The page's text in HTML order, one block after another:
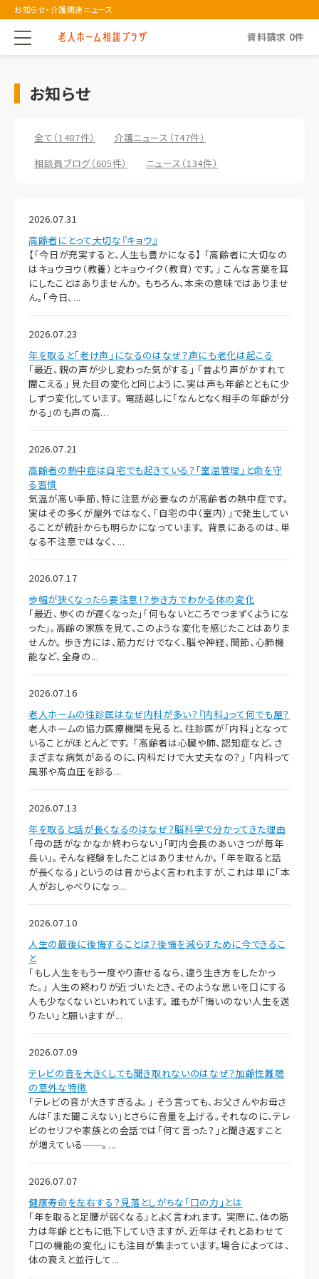
お知らせ・介護関連ニュース
資料請求 0件
お知らせ
全て（1487件）
介護ニュース（747件）
相談員ブログ（605件）
ニュース（134件）
2026.07.31
高齢者にとって大切な『キョウ』
【「今日が充実すると、人生も豊かになる】 「高齢者に大切なの
はキョウヨウ（教養）とキョウイク（教育）です。」 こんな言葉を耳
にしたことはありませんか。 もちろん、本来の意味ではありませ
ん。「今日、...
2026.07.23
年を取ると「老け声」になるのはなぜ？声にも老化は起こる
「最近、親の声が少し変わった気がする」 「昔より声がかすれて
聞こえる」 見た目の変化と同じように、実は声も年齢とともに少
しずつ変化しています。 電話越しに「なんとなく相手の年齢が分
かる」のも声の高...
2026.07.21
高齢者の熱中症は自宅でも起きている？「室温管理」と命を守
る習慣
気温が高い季節、特に注意が必要なのが高齢者の熱中症です。
実はその多くが屋外ではなく、「自宅の中（室内）」で発生してい
ることが統計からも明らかになっています。 背景にあるのは、単
なる不注意ではなく、...
2026.07.17
歩幅が狭くなったら要注意！？歩き方でわかる体の変化
「最近、歩くのが遅くなった」「何もないところでつまずくようにな
った」。高齢の家族を見て、このような変化を感じたことはありま
せんか。 歩き方には、筋力だけでなく、脳や神経、関節、心肺機
能など、全身の...
2026.07.16
老人ホームの往診医はなぜ内科が多い？『内科』って何でも屋？
老人ホームの協力医療機関を見ると、往診医が「内科」となって
いることがほとんどです。 「高齢者は心臓や肺、認知症など、さ
まざまな病気があるのに、内科だけで大丈夫なの？」 「内科って
風邪や高血圧を診る...
2026.07.13
年を取ると話が長くなるのはなぜ？脳科学で分かってきた理由
「母の話がなかなか終わらない」「町内会長のあいさつが毎年
長い」。そんな経験をしたことはありませんか。 「年を取ると話
が長くなる」というのは昔からよく言われますが、これは単に「本
人がおしゃべりになっ...
2026.07.10
人生の最後に後悔することは？後悔を減らすために今できるこ
と
「もし人生をもう一度やり直せるなら、違う生き方をしたかっ
た。」 人生の終わりが近づいたとき、そのような思いを口にする
人も少なくないといわれています。 誰もが「悔いのない人生を送
りたい」と願いますが...
2026.07.09
テレビの音を大きくしても聞き取れないのはなぜ？加齢性難聴
の意外な特徴
「テレビの音が大きすぎるよ。」 そう言っても、お父さんやお母さ
んは「まだ聞こえない」とさらに音量を上げる。それなのに、テレ
ビのセリフや家族との会話では「何て言った？」と聞き返すこと
が増えている──。...
2026.07.07
健康寿命を左右する？見落としがちな「口の力」とは
「年を取ると足腰が弱くなる」とよく言われます。 実際に、体の筋
力は年齢とともに低下していきますが、近年はそれとあわせて
「口の機能の変化」にも注目が集まっています。場合によっては、
体の衰えと並行して...